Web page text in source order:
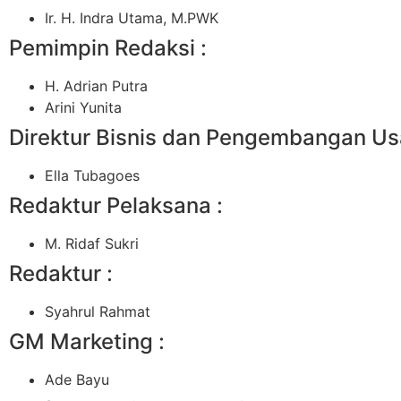
Ir. H. Indra Utama, M.PWK
Pemimpin Redaksi :
H. Adrian Putra
Arini Yunita
Direktur Bisnis dan Pengembangan
Ella Tubagoes
Redaktur Pelaksana :
M. Ridaf Sukri
Redaktur :
Syahrul Rahmat
GM Marketing :
Ade Bayu